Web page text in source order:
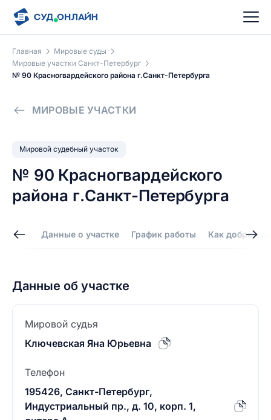
Главная
Мировые суды
Мировые участки Санкт-Петербург
№ 90 Красногвардейского района г.Санкт-Петербурга
МИРОВЫЕ УЧАСТКИ
Мировой судебный участок
№ 90 Красногвардейского
района г.Санкт-Петербурга
Данные о участке График работы Как добраться
Данные об участке
Мировой судья
Ключевская Яна Юрьевна
Телефон
195426, Санкт-Петербург,
Индустриальный пр., д. 10, корп. 1,